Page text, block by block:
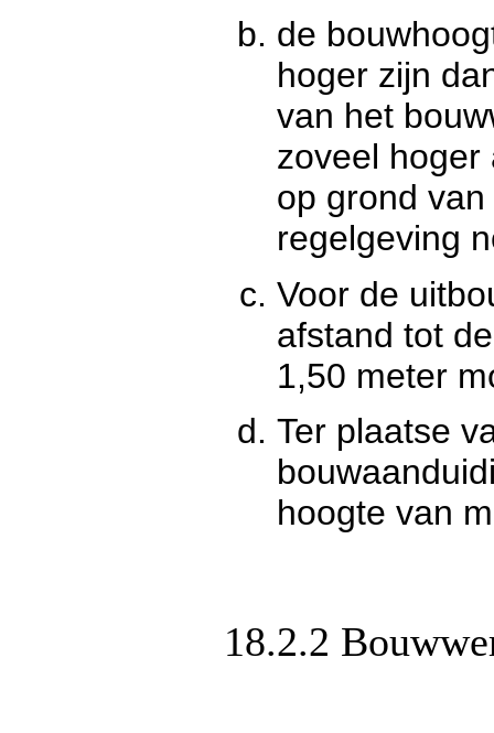
de
hoger zijn
van het
zoveel hoger
op grond
regelgeving
Voor de
afstand tot
1,50 meter
Ter plaatse
hoogte van
18.2.2